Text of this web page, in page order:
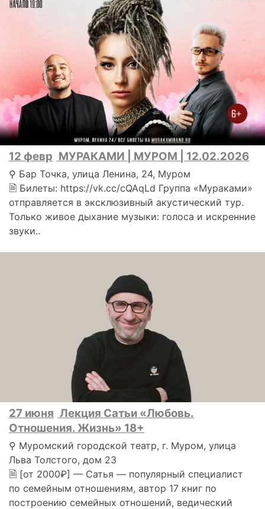
12 февр МУРАКАМИ | МУРОМ | 12.02.2026
⚲ Бар Точка, улица Ленина, 24, Муром
🗎 Билеты: https://vk.cc/cQAqLd Группа «Мураками»
отправляется в эксклюзивный акустический тур.
Только живое дыхание музыки: голоса и искренние
звуки..
27 июня Лекция Сатьи «Любовь.
Отношения. Жизнь» 18+
⚲ Муромский городской театр, г. Муром, улица
Льва Толстого, дом 23
🗎 [от 2000₽] — Сатья — популярный специалист
по семейным отношениям, автор 17 книг по
построению семейных отношений, ведический